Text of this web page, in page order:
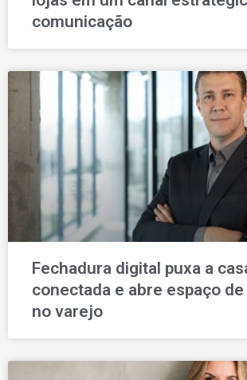
comunicação
Fechadura digital puxa a
conectada e abre espaço
no varejo